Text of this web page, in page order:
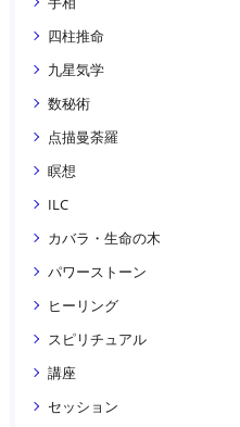
四柱推命
九星気学
数秘術
点描曼荼羅
瞑想
ILC
カバラ・生命の木
パワーストーン
ヒーリング
スピリチュアル
講座
セッション